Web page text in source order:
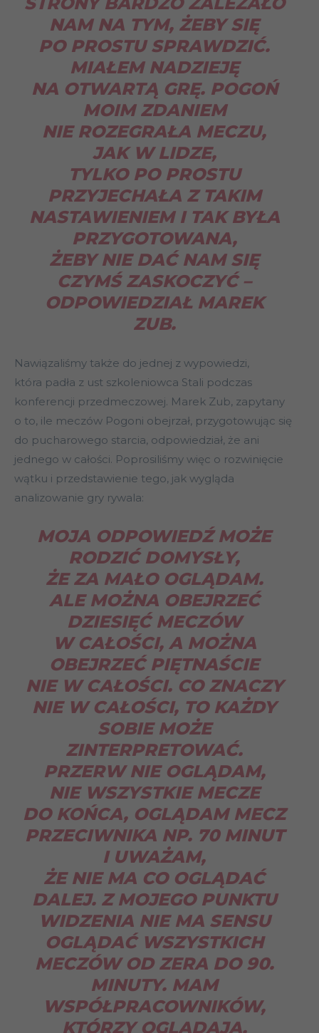
NAM NA TYM, ŻEBY SIĘ
PO PROSTU SPRAWDZIĆ.
MIAŁEM NADZIEJĘ
NA OTWARTĄ GRĘ. POGOŃ
MOIM ZDANIEM
NIE ROZEGRAŁA MECZU,
JAK W LIDZE,
TYLKO PO PROSTU
PRZYJECHAŁA Z TAKIM
NASTAWIENIEM I TAK BYŁA
PRZYGOTOWANA,
ŻEBY NIE DAĆ NAM SIĘ
CZYMŚ ZASKOCZYĆ–
ODPOWIEDZIAŁ MAREK
ZUB.
Nawiązaliśmy także do jednej z wypowiedzi,
która padła z ust szkoleniowca Stali podczas
konferencji przedmeczowej. Marek Zub, zapytany
o to, ile meczów Pogoni obejrzał, przygotowując się
do pucharowego starcia, odpowiedział, że ani
jednego w całości. Poprosiliśmy więc o rozwinięcie
wątku i przedstawienie tego, jak wygląda
analizowanie gry rywala:
MOJA ODPOWIEDŹ MOŻE
RODZIĆ DOMYSŁY,
ŻE ZA MAŁO OGLĄDAM.
ALE MOŻNA OBEJRZEĆ
DZIESIĘĆ MECZÓW
W CAŁOŚCI, A MOŻNA
OBEJRZEĆ PIĘTNAŚCIE
NIE W CAŁOŚCI. CO ZNACZY
NIE W CAŁOŚCI, TO KAŻDY
SOBIE MOŻE
ZINTERPRETOWAĆ.
PRZERW NIE OGLĄDAM,
NIE WSZYSTKIE MECZE
DO KOŃCA, OGLĄDAM MECZ
PRZECIWNIKA NP. 70 MINUT
I UWAŻAM,
ŻE NIE MA CO OGLĄDAĆ
DALEJ. Z MOJEGO PUNKTU
WIDZENIA NIE MA SENSU
OGLĄDAĆ WSZYSTKICH
MECZÓW OD ZERA DO 90.
MINUTY. MAM
WSPÓŁPRACOWNIKÓW,
KTÓRZY OGLĄDAJĄ,